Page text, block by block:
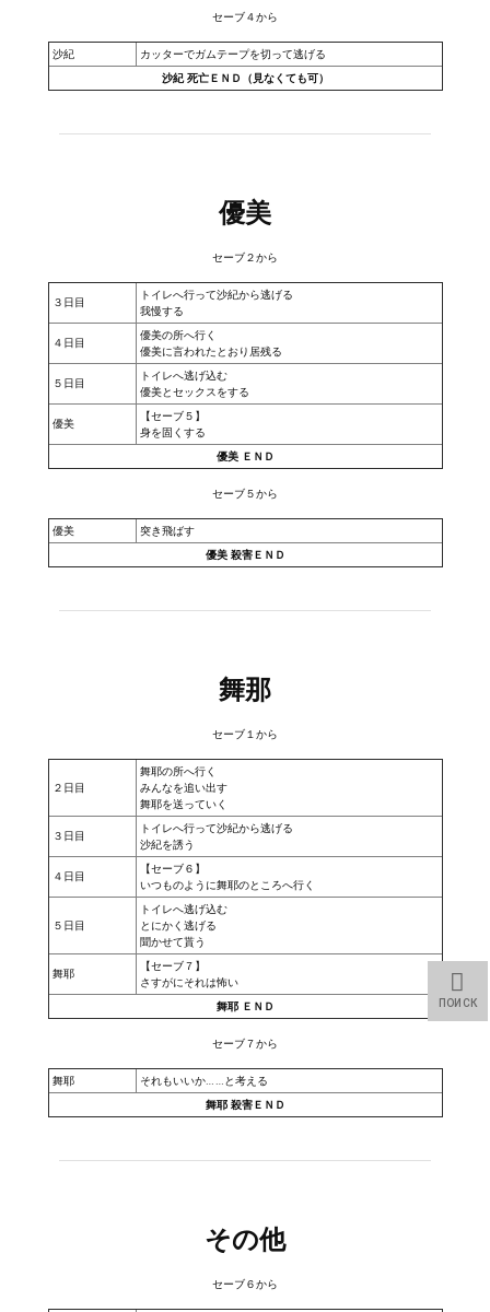
REBalance
X2 - The Threat Remaster Fan Edition
Quake III Arena Remaster Fan Edition
Star Trek Voyager Elite Force Remaster Fan Edition
Sacred Gold Remaster Fan Edition
Red Faction remaster Fan Edition
Aliens versus Predator 1 Remaster Fan Edition
Age of Pirates: Caribbean Tales Remaster Fan Edition
Корсары 3 Сундук мертвеца Remaster Fan Edition
Sea Dogs - City of Abandoned Ships Remaster Fan Edition
Sea Dogs Remaster Fan Edition
Патчи
Mass Effect 2
Моды
Dragon Age: Origins
Dragon Age 2
Dragon Age: Inquisition
セーブ４から
沙紀
カッターでガムテープを切って逃げる
沙紀 死亡ＥＮＤ（見なくても可）
優美
セーブ２から
３日目
トイレへ行って沙紀から逃げる
我慢する
４日目
優美の所へ行く
優美に言われたとおり居残る
５日目
トイレへ逃げ込む
優美とセックスをする
優美
【セーブ５】
身を固くする
優美 ＥＮＤ
セーブ５から
優美
突き飛ばす
優美 殺害ＥＮＤ
舞那
セーブ１から
２日目
舞耶の所へ行く
みんなを追い出す
舞耶を送っていく
３日目
トイレへ行って沙紀から逃げる
沙紀を誘う
４日目
【セーブ６】
いつものように舞耶のところへ行く
５日目
トイレへ逃げ込む
とにかく逃げる
聞かせて貰う
舞耶
【セーブ７】
さすがにそれは怖い
舞耶 ＥＮＤ
セーブ７から
舞耶
それもいいか……と考える
舞耶 殺害ＥＮＤ
その他
セーブ６から
ПОИСК